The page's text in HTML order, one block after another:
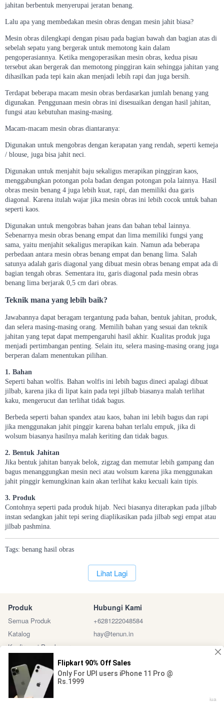
jahitan berbentuk menyerupai jeratan benang.
Lalu apa yang membedakan mesin obras dengan mesin jahit biasa?
Mesin obras dilengkapi dengan pisau pada bagian bawah dan bagian atas di
sebelah sepatu yang bergerak untuk memotong kain dalam
pengoperasiannya. Ketika mengoperasikan mesin obras, kedua pisau
tersebut akan bergerak dan memotong pinggiran kain sehingga jahitan yang
dihasilkan pada tepi kain akan menjadi lebih rapi dan juga bersih.
Terdapat beberapa macam mesin obras berdasarkan jumlah benang yang
digunakan. Penggunaan mesin obras ini disesuaikan dengan hasil jahitan,
fungsi atau kebutuhan masing-masing.
Macam-macam mesin obras diantaranya:
Digunakan untuk mengobras dengan kerapatan yang rendah, seperti kemeja
/ blouse, juga bisa jahit neci.
Digunakan untuk menjahit baju sekaligus merapikan pinggiran kaos,
menggabungkan potongan pola badan dengan potongan pola lainnya. Hasil
obras mesin benang 4 juga lebih kuat, rapi, dan memiliki dua garis
diagonal. Karena itulah wajar jika mesin obras ini lebih cocok untuk bahan
seperti kaos.
Digunakan untuk mengobras bahan jeans dan bahan tebal lainnya.
Sebenarnya mesin obras benang empat dan lima memiliki fungsi yang
sama, yaitu menjahit sekaligus merapikan kain. Namun ada beberapa
perbedaan antara mesin obras benang empat dan benang lima. Salah
satunya adalah garis diagonal yang dibuat mesin obras benang empat ada di
bagian tengah obras. Sementara itu, garis diagonal pada mesin obras
benang lima berjarak 0,5 cm dari obras.
Teknik mana yang lebih baik?
Jawabannya dapat beragam tergantung pada bahan, bentuk jahitan, produk,
dan selera masing-masing orang. Memilih bahan yang sesuai dan teknik
jahitan yang tepat dapat mempengaruhi hasil akhir. Kualitas produk juga
menjadi pertimbangan penting. Selain itu, selera masing-masing orang juga
berperan dalam menentukan pilihan.
1. Bahan
Seperti bahan wolfis. Bahan wolfis ini lebih bagus dineci apalagi dibuat
jilbab, karena jika di lipat kain pada tepi jilbab biasanya malah terlihat
kaku, mengerucut dan terlihat tidak bagus.
Berbeda seperti bahan spandex atau kaos, bahan ini lebih bagus dan rapi
jika menggunakan jahit pinggir karena bahan terlalu empuk, jika di
wolsum biasanya hasilnya malah keriting dan tidak bagus.
2. Bentuk Jahitan
Jika bentuk jahitan banyak belok, zigzag dan memutar lebih gampang dan
bagus menanggungkan mesin neci atau wolsum karena jika menggunakan
jahit pinggir kemungkinan kain akan terlihat kaku kecuali kain tipis.
3. Produk
Contohnya seperti pada produk hijab. Neci biasanya diterapkan pada jilbab
instan sedangkan jahit tepi sering diaplikasikan pada jilbab segi empat atau
jilbab pashmina.
Tags: benang hasil obras
`Lihat Lagi
Produk
Semua Produk
Katalog
Konfirmasi Pembayaran
Hubungi Kami
+6281222048584
hay@tenun.in
Sosial Media Marketplace